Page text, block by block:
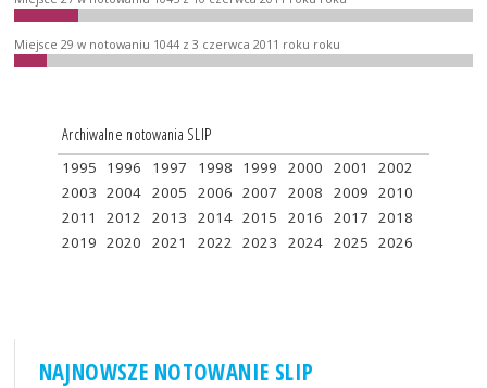
Miejsce 29 w notowaniu 1044 z 3 czerwca 2011 roku roku
Archiwalne notowania SLIP
1995 1996 1997 1998 1999 2000 2001
2002
2003 2004 2005 2006 2007 2008 2009 2010
2011
2012 2013 2014 2015 2016 2017 2018
2019 2020 2021 2022 2023 2024 2025 2026
NAJNOWSZE NOTOWANIE SLIP